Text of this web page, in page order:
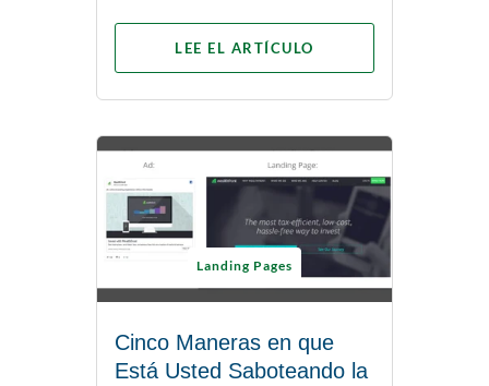
LEE EL ARTÍCULO
Landing Pages
Cinco Maneras en que
Está Usted Saboteando la